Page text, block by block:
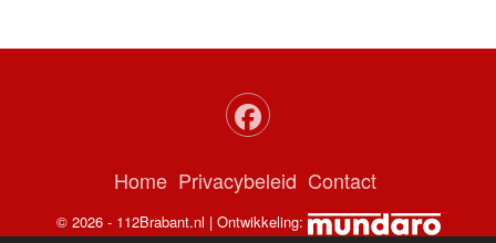
Home Privacybeleid Contact
© 2026 - 112Brabant.nl | Ontwikkeling: